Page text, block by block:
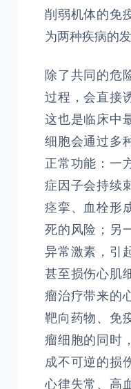
削弱机体的免
为两种疾病的
除了共同的危
过程，会直接
这也是临床中
细胞会通过多
正常功能：一
症因子会持续
痉挛、血栓形
死的风险；另
异常激素，引
甚至损伤心肌
瘤治疗带来的
靶向药物、免
瘤细胞的同时
成不可逆的损
心律失常、高